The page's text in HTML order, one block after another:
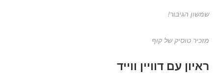
שמשון הגיבור!
מזכיר טוסיק של קוף
ראיון עם דוויין ווייד